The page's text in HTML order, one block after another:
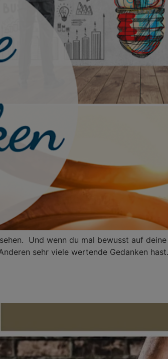
Und wenn du mal bewusst auf deine
sehr viele wertende Gedanken